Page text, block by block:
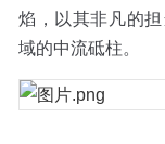
焰，以其非凡的
域的中流砥柱。